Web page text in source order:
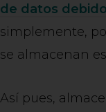
de datos
simplemente,
se almacenan
Así pues,